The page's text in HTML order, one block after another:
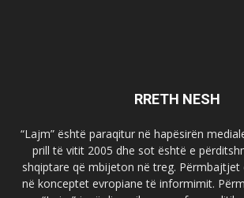
RRETH NESH
“Lajm” është paraqitur në hapësirën
prill të vitit 2005 dhe sot është e
shqiptare që mbijeton në treg.
në konceptet evropiane të informimit.